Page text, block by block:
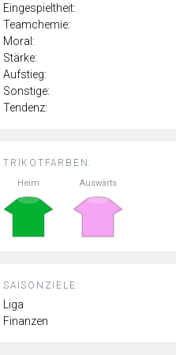
TRIKOTFARBEN:
Heim Auswärts
SAISONZIELE:
Liga
Finanzen
Eingespieltheit:
Teamchemie:
Moral:
Stärke:
Aufstieg:
Sonstige:
Tendenz: